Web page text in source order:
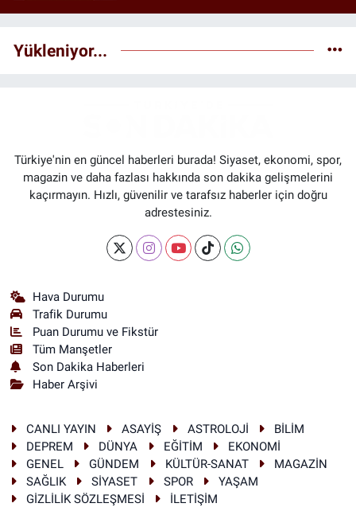
Yükleniyor...
Türkiye'nin en güncel haberleri burada! Siyaset, ekonomi, spor,
magazin ve daha fazlası hakkında son dakika gelişmelerini
kaçırmayın. Hızlı, güvenilir ve tarafsız haberler için doğru
adrestesiniz.
Hava Durumu
Trafik Durumu
Puan Durumu ve Fikstür
Tüm Manşetler
Son Dakika Haberleri
Haber Arşivi
CANLI YAYIN ASAYİŞ ASTROLOJİ
BİLİM
DEPREM
DÜNYA EĞİTİM
EKONOMİ
GENEL
GÜNDEM KÜLTÜR-SANAT
MAGAZİN
SAĞLIK
SİYASET SPOR
YAŞAM
GİZLİLİK SÖZLEŞMESİ
İLETİŞİM